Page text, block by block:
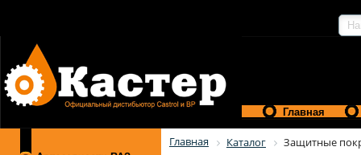
Главная
Главная Каталог Защитные